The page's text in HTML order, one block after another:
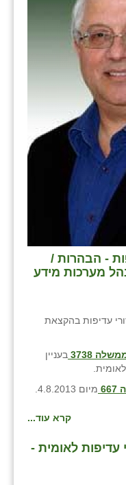
- הבהרות /
מערכות מידע
עדיפות בהקצאת
3738
בעניין
מיום 4.8.2013.
קרא עוד...
עדיפות לאומית -